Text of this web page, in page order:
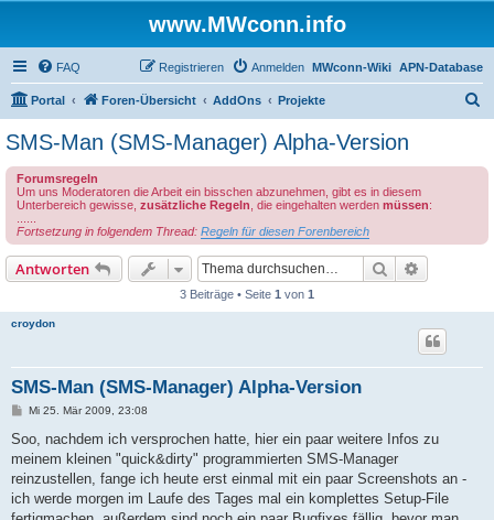
www.MWconn.info
FAQ APN-Database
MWconn-Wiki
Anmelden
Registrieren
Portal Foren-Übersicht AddOns Projekte
SMS-Man (SMS-Manager) Alpha-Version
Forumsregeln
Um uns Moderatoren die Arbeit ein bisschen abzunehmen, gibt es in diesem
Unterbereich gewisse, zusätzliche Regeln , die eingehalten werden müssen:
Fortsetzung in folgendem Thread: Regeln für diesen Forenbereich
Antworten Suche
3 Beiträge • Seite 1 von 1
croydon
SMS-Man (SMS-Manager) Alpha-Version
B
i
r
a
Mi 25. Mär 2009, 23:08
Soo, nachdem ich versprochen hatte, hier ein paar weitere Infos zu
meinem kleinen "quick&dirty" programmierten SMS-Manager
reinzustellen, fange ich heute erst einmal mit ein paar Screenshots an -
ich werde morgen im Laufe des Tages mal ein komplettes Setup-File